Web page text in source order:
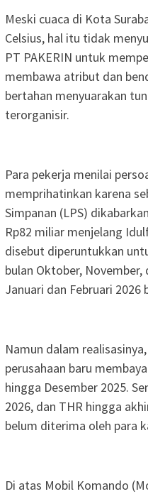
Meski cuaca di Kota
Celsius, hal itu tidak
PT PAKERIN untuk
membawa atribut dan
bertahan menyuarakan
terorganisir.
Para pekerja menilai
memprihatinkan karena
Simpanan (LPS)
Rp82 miliar menjelang
disebut diperuntukkan
bulan Oktober, November,
Januari dan Februari 2026
Namun dalam
perusahaan baru
hingga Desember 2025.
2026, dan THR hingga
belum diterima oleh para
Di atas Mobil Komando